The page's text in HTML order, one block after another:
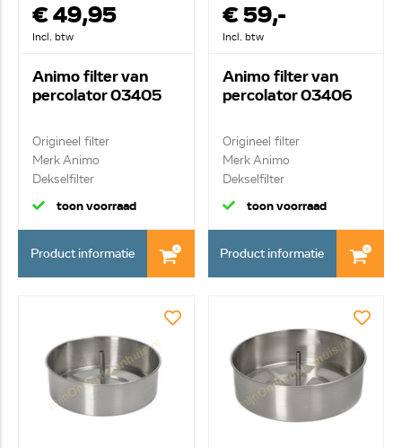
€ 49,95
Incl. btw
Animo filter van
percolator 03405
Origineel filter
Merk Animo
Dekselfilter
toon voorraad
Product informatie
€ 59,-
Incl. btw
Animo filter van
percolator 03406
Origineel filter
Merk Animo
Dekselfilter
toon voorraad
Product informatie